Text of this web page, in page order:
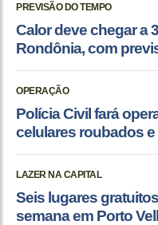
PREVISÃO DO TEMPO
Calor deve chegar a
Rondônia, com
OPERAÇÃO
Polícia Civil fará
celulares roubados
LAZER NA CAPITAL
Seis lugares
semana em Porto